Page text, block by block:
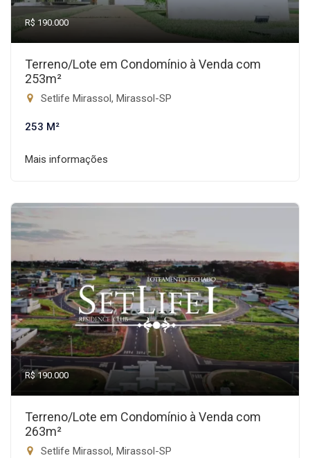
R$ 190.000
Terreno/Lote em Condomínio à Venda com
253m²
Setlife Mirassol, Mirassol-SP
253 M²
Mais informações
R$ 190.000
Terreno/Lote em Condomínio à Venda com
263m²
Setlife Mirassol, Mirassol-SP